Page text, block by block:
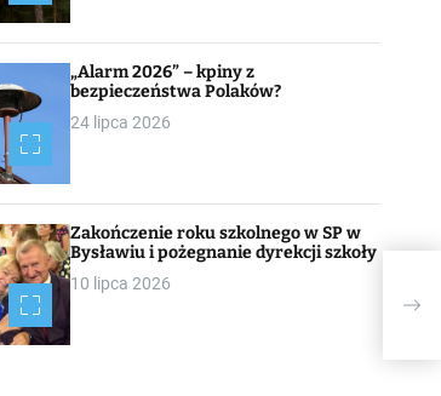
„Alarm 2026” – kpiny z
bezpieczeństwa Polaków?
24 lipca 2026
Zakończenie roku szkolnego w SP w
Bysławiu i pożegnanie dyrekcji szkoły
10 lipca 2026